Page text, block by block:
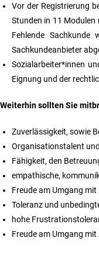
Vor der Registrierung
Stunden in 11
Fehlende
Sachkundeanbieter
Sozialarbeiter*innen
Eignung und der
Weiterhin sollten Sie
Zuverlässigkeit, sowie
Organisationstalent
Fähigkeit, den
empathische,
Freude am Umgang
Toleranz und
hohe
Freude am Umgang